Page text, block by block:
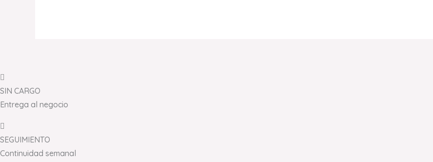
SIN CARGO
Entrega al negocio
SEGUIMIENTO
Continuidad semanal